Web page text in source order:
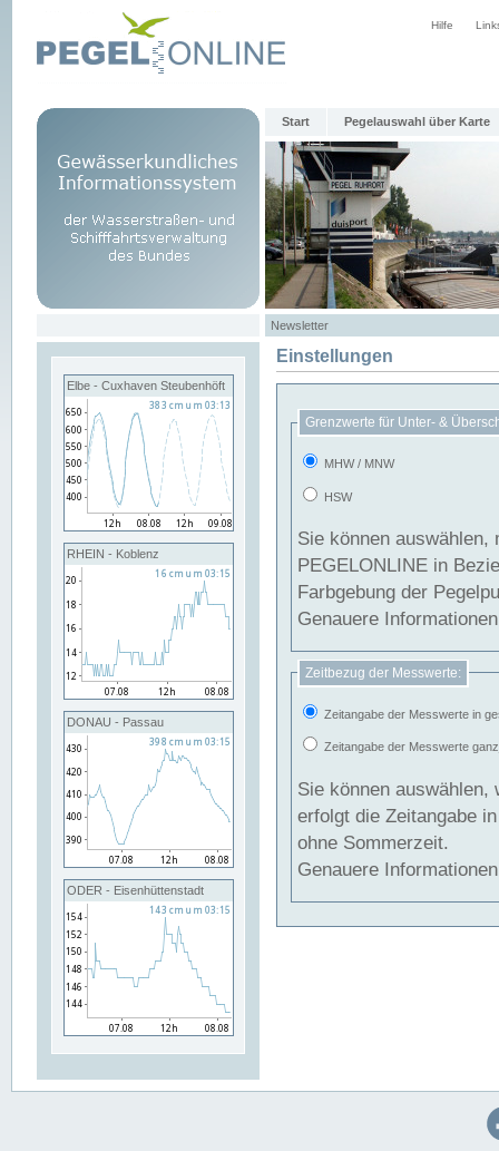
Hilfe
Start Pegelauswahl über Karte
Newsletter
Elbe - Cuxhaven Steubenhöft
RHEIN - Koblenz
DONAU - Passau
ODER - Eisenhüttenstadt
Einstellungen
Grenzwerte für Unter- &
MHW / MNW
HSW
Sie können
PEGELONLINE in Beziehung
Farbgebung der
Genauere
Zeitbezug der Messwerte:
Zeitangabe der Messwerte in
Zeitangabe der Messwerte
Sie können auswählen,
erfolgt die Zeitangabe
ohne Sommerzeit.
Genauere